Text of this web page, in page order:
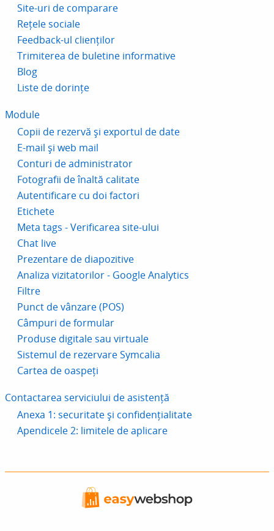
Site-uri de comparare
Rețele sociale
Feedback-ul clienților
Trimiterea de buletine informative
Blog
Liste de dorințe
Module
Copii de rezervă și exportul de date
E-mail și web mail
Conturi de administrator
Fotografii de înaltă calitate
Autentificare cu doi factori
Etichete
Meta tags - Verificarea site-ului
Chat live
Prezentare de diapozitive
Analiza vizitatorilor - Google Analytics
Filtre
Punct de vânzare (POS)
Câmpuri de formular
Produse digitale sau virtuale
Sistemul de rezervare Symcalia
Cartea de oaspeți
Contactarea serviciului de asistență
Anexa 1: securitate și confidențialitate
Apendicele 2: limitele de aplicare